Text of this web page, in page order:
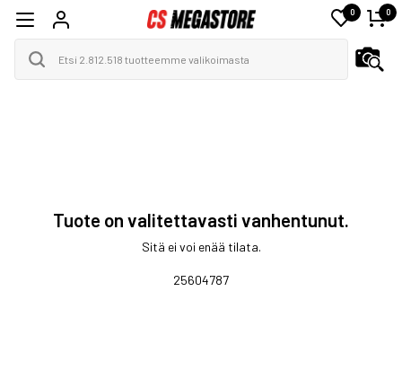
0 0
Tuote on valitettavasti vanhentunut.
Sitä ei voi enää tilata.
25604787